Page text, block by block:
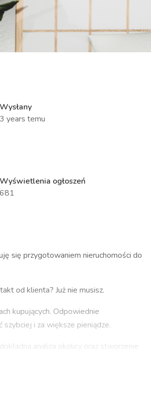
Wysłany
3 years temu
Wyświetlenia ogłoszeń
681
się przygotowaniem nieruchomości do
od klienta? Już nie musisz.
kupujących. Odpowiednie
i za większe pieniądze.
analiza okolicy oraz stworzenie